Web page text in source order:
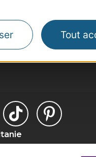
Tout
Site presse et
Voyagistes
Destination Sport